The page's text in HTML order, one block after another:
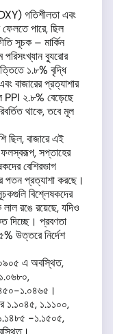
গতিশীলতা এবং
পারে, ছিল
সূচক – মার্কিন
ব্যুরোর
১.৮% বৃদ্ধি
বাজারের প্রত্যাশার
PPI ২.৮% বেড়েছে
থাকে, তবে মূল
ছিল, বাজারে এই
ফলস্বরূপ, সপ্তাহের
বেশিরভাগ
পতন প্রত্যাশা করছে।
বিশ্লেষকদের
রঙে রয়েছে, যদিও
দিচ্ছে। প্রবণতা
উত্তরে নির্দেশ
এ অবস্থিত,
১.০৪৬৫।
১.১০৪৫, ১.১১০০,
-১.১৫০৫,